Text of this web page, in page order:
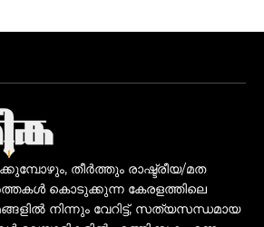
തീർത്തും രാഷ്ട്രീയ/മത
കൊടുക്കുന്ന കേരളത്തിലെ
നിന്നും വേറിട്ട്, സത്യസന്ധമായ